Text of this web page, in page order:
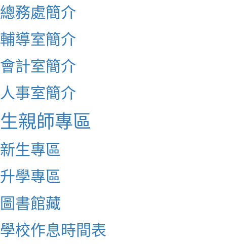
總務處簡介
輔導室簡介
會計室簡介
人事室簡介
生親師專區
新生專區
升學專區
圖書館藏
學校作息時間表